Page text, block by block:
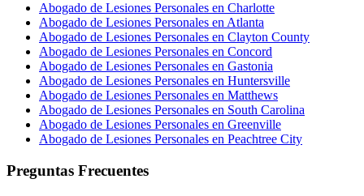
Abogado de Lesiones Personales en Charlotte
Abogado de Lesiones Personales en Atlanta
Abogado de Lesiones Personales en Clayton County
Abogado de Lesiones Personales en Concord
Abogado de Lesiones Personales en Gastonia
Abogado de Lesiones Personales en Huntersville
Abogado de Lesiones Personales en Matthews
Abogado de Lesiones Personales en South Carolina
Abogado de Lesiones Personales en Greenville
Abogado de Lesiones Personales en Peachtree City
Preguntas Frecuentes